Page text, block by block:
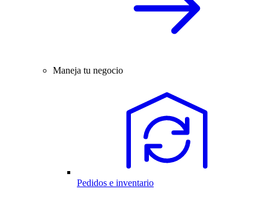
Maneja tu negocio
Pedidos e inventario